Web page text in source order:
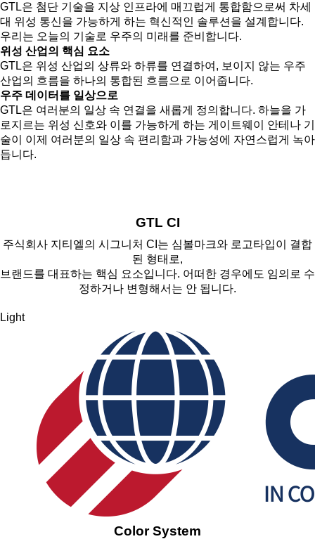
GTL은 첨단 기술을 지상 인프라에 매끄럽게 통합함으로써 차세
대 위성 통신을 가능하게 하는 혁신적인 솔루션을 설계합니다.
우리는 오늘의 기술로 우주의 미래를 준비합니다.
위성 산업의 핵심 요소
GTL은 위성 산업의 상류와 하류를 연결하여, 보이지 않는 우주
산업의 흐름을 하나의 통합된 흐름으로 이어줍니다.
우주 데이터를 일상으로
GTL은 여러분의 일상 속 연결을 새롭게 정의합니다. 하늘을 가
로지르는 위성 신호와 이를 가능하게 하는 게이트웨이 안테나 기
술이 이제 여러분의 일상 속 편리함과 가능성에 자연스럽게 녹아
듭니다.
GTL CI
주식회사 지티엘의 시그니처 CI는 심볼마크와 로고타입이 결합
된 형태로,
브랜드를 대표하는 핵심 요소입니다. 어떠한 경우에도 임의로 수
정하거나 변형해서는 안 됩니다.
Light
Color System